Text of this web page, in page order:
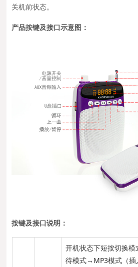
关机前状态。
产品按键及接口示意图：
按键及接口说明：
开机状态下短按切换
待模式→MP3模式（